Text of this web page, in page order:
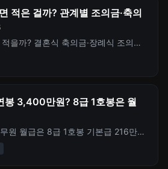
적은 걸까? 관계별 조의금·축의
을까? 결혼식 축의금·장례식 조의금·
적정 금액(3만~30만원) 기준표. 경조
20만원 규정과 연간 지출 관리법까지
봉 3,400만원? 8급 1호봉은 월
원 월급은 8급 1호봉 기본급 216만
니다. 의료업무수당, 직급보조비, 정
계산 포인트를 정리했습니다.